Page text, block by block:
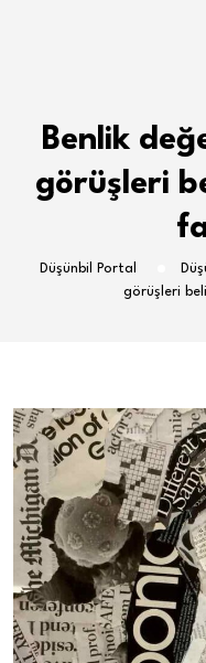
Benlik
görüşleri
Düşünbil Portal
görüşleri